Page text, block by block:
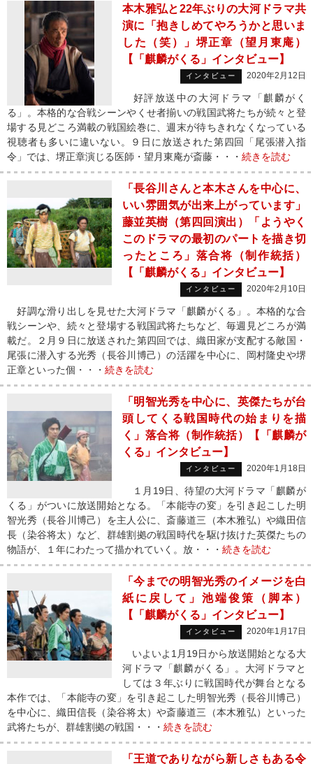
本木雅弘と22年ぶりの大河ドラマ共
演に「抱きしめてやろうかと思いま
した（笑）」堺正章（望月東庵）
【「麒麟がくる」インタビュー】
インタビュー 2020年2月12日
好評放送中の大河ドラマ「麒麟がく
る」。本格的な合戦シーンやくせ者揃いの戦国武将たちが続々と登
場する見どころ満載の戦国絵巻に、週末が待ちきれなくなっている
視聴者も多いに違いない。９日に放送された第四回「尾張潜入指
令」では、堺正章演じる医師・望月東庵が斎藤・・・ 続きを読む
「長谷川さんと本木さんを中心に、
いい雰囲気が出来上がっています」
藤並英樹（第四回演出）「ようやく
このドラマの最初のパートを描き切
ったところ」落合将（制作統括）
【「麒麟がくる」インタビュー】
インタビュー 2020年2月10日
好調な滑り出しを見せた大河ドラマ「麒麟がくる」。本格的な合
戦シーンや、続々と登場する戦国武将たちなど、毎週見どころが満
載だ。２月９日に放送された第四回では、織田家が支配する敵国・
尾張に潜入する光秀（長谷川博己）の活躍を中心に、岡村隆史や堺
正章といった個・・・ 続きを読む
「明智光秀を中心に、英傑たちが台
頭してくる戦国時代の始まりを描
く」落合将（制作統括）【「麒麟が
くる」インタビュー】
インタビュー 2020年1月18日
１月19日、待望の大河ドラマ「麒麟が
くる」がついに放送開始となる。「本能寺の変」を引き起こした明
智光秀（長谷川博己）を主人公に、斎藤道三（本木雅弘）や織田信
長（染谷将太）など、群雄割拠の戦国時代を駆け抜けた英傑たちの
物語が、１年にわたって描かれていく。放・・・ 続きを読む
「今までの明智光秀のイメージを白
紙に戻して」池端俊策（脚本）
【「麒麟がくる」インタビュー】
インタビュー 2020年1月17日
いよいよ1月19日から放送開始となる大
河ドラマ「麒麟がくる」。大河ドラマと
しては３年ぶりに戦国時代が舞台となる
本作では、「本能寺の変」を引き起こした明智光秀（長谷川博己）
を中心に、織田信長（染谷将太）や斎藤道三（本木雅弘）といった
武将たちが、群雄割拠の戦国・・・ 続きを読む
「王道でありながら新しさもある令